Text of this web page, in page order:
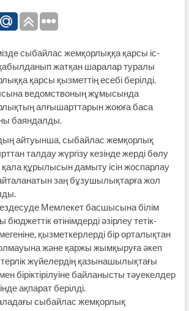
сыбайлас жемқорлыққа қарсы іс-
жатқан шаралар туралы
қарсы қызметтің есебі берілді.
ведомствоның жұмысында
алғышарттарын жоюға баса
баяндалды.
айтуынша, сыбайлас жемқорлық
талдау жүргізу кезінде жерді бөлу
құрылысын дамыту ісін жоспарлау
заң бұзушылықтарға жол
Мемлекет басшысына білім
өтінімдерді әзірлеу тетік­
қызмет­кер­лерді бір орталықтан
және қаржы жымқыруға әкеп
жүйелердің қазынашылықтағы
біріктірілуіне байланысты тәуекелдер
ақпарат берілді.
сыбайлас жемқорлық